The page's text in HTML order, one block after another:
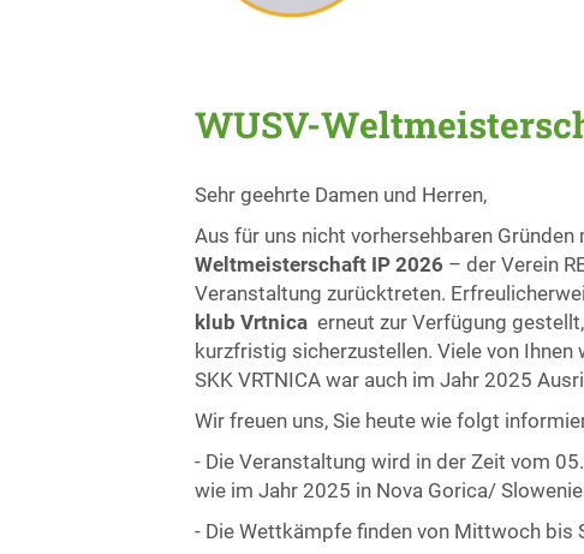
WUSV-
Sehr geehrte Damen und Herren,
Aus für uns nicht vorhersehbaren
Weltmeisterschaft IP 2026 – der Verein
Veranstaltung zurücktreten.
klub Vrtnica erneut zur Verfügung
kurzfristig sicherzustellen. Viele von Ihnen
SKK VRTNICA war auch im Jahr 2025
Wir freuen uns, Sie heute wie folgt
- Die Veranstaltung wird in der Zeit vom
wie im Jahr 2025 in Nova Gorica/
- Die Wettkämpfe finden von Mittwoch bis